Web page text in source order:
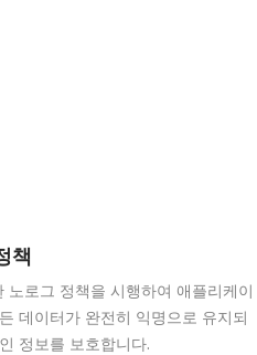
책
노로그 정책을 시행하여 애플리케이
데이터가 완전히 익명으로 유지되
정보를 보호합니다.